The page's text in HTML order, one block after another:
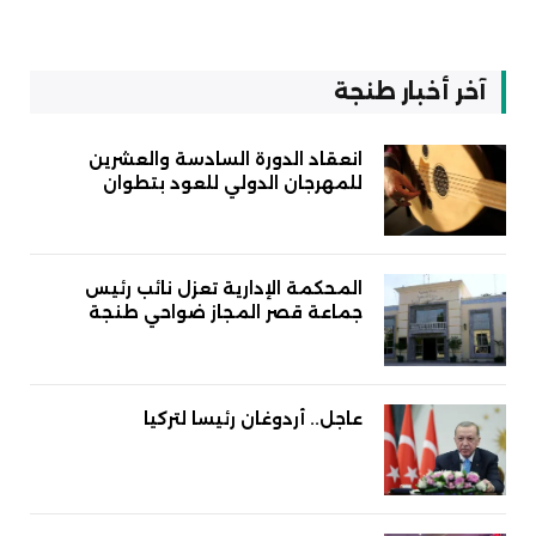
آخر أخبار طنجة
انعقاد الدورة السادسة والعشرين
للمهرجان الدولي للعود بتطوان
المحكمة الإدارية تعزل نائب رئيس
جماعة قصر المجاز ضواحي طنجة
عاجل.. أردوغان رئيسا لتركيا